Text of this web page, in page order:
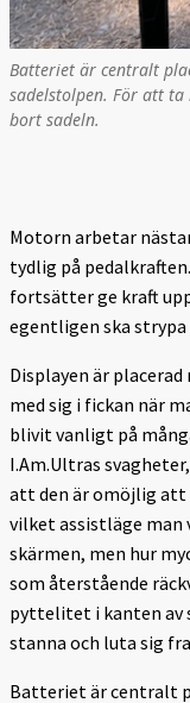
Batteriet är centralt
sadelstolpen. För att
bort sadeln.
Motorn arbetar
tydlig på
fortsätter ge kraft
egentligen ska strypa
Displayen är
med sig i fickan när
blivit vanligt på
I.Am.Ultras
att den är omöjlig att
vilket assistläge
skärmen, men hur
som återstående
pyttelitet i kanten av
stanna och luta sig
Batteriet är centralt